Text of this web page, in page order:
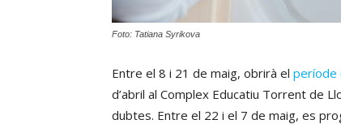
Foto: Tatiana Syrikova
Entre el 8 i 21 de maig, obrirà el període
d’abril al Complex Educatiu Torrent de
dubtes. Entre el 22 i el 7 de maig, es